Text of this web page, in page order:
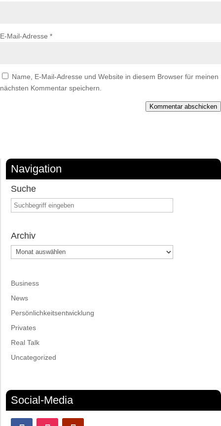
E-Mail-Adresse *
Name, E-Mail-Adresse und Website in diesem Browser für meinen
nächsten Kommentar speichern.
Kommentar abschicken
Navigation
Suche
Archiv
Archiv
Business
News
Persönlichkeitsentwicklung
Privates
Real Talk
Uncategorized
Social-Media